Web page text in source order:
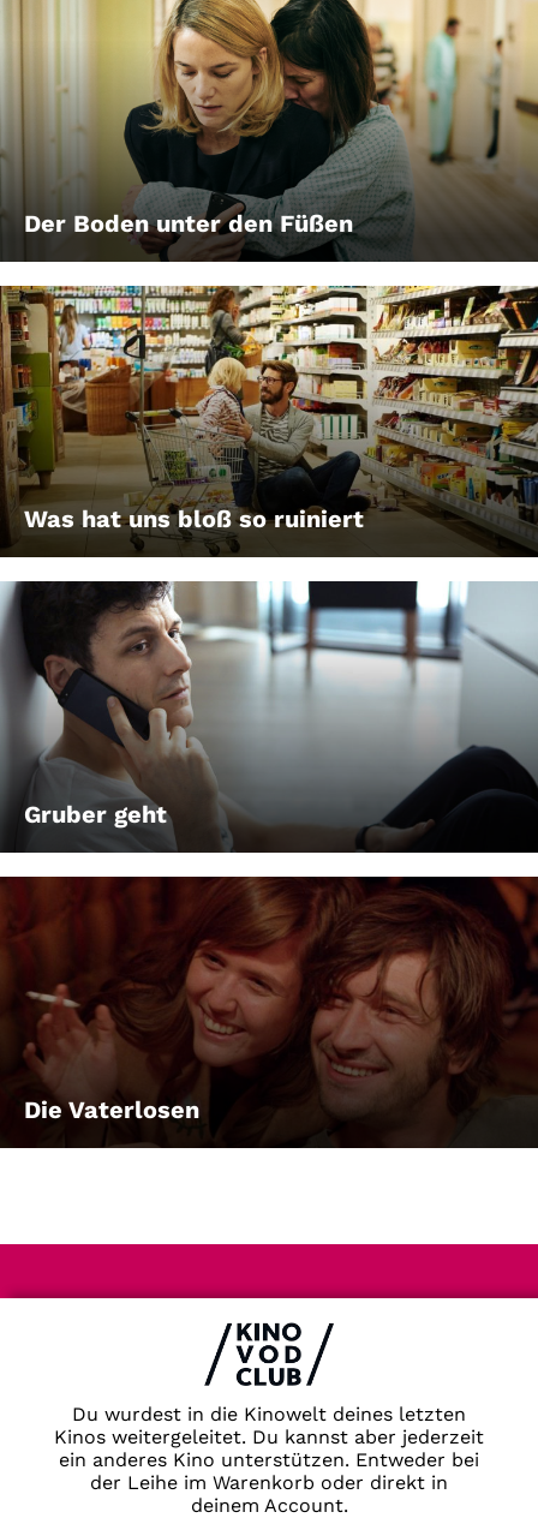
Du wurdest in die Kinowelt deines letzten
Kinos weitergeleitet. Du kannst aber jederzeit
ein anderes Kino unterstützen. Entweder bei
der Leihe im Warenkorb oder direkt in
deinem Account.
Der Boden unter den Füßen
Was hat uns bloß so ruiniert
Gruber geht
Die Vaterlosen
AGB
Kontakt
Newsletter
Partner